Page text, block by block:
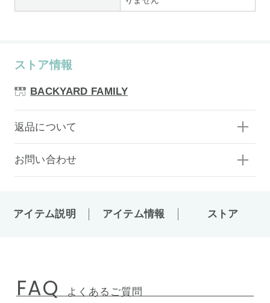
ストア情報
BACKYARD FAMILY
返品について
お問い合わせ
アイテム説明 アイテム情報 ストア
FAQ よくあるご質問